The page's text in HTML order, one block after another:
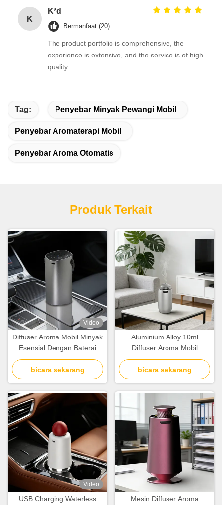
K
K*d
Bermanfaat (20)
The product portfolio is comprehensive, the
experience is extensive, and the service is of high
quality.
Tag: Penyebar Minyak Pewangi Mobil
Penyebar Aromaterapi Mobil
Penyebar Aroma Otomatis
Produk Terkait
Video
Diffuser Aroma Mobil Minyak
Esensial Dengan Baterai
2000mAh Tiga Mode
Atomisasi
bicara sekarang
Aluminium Alloy 10ml
Diffuser Aroma Mobil
Dengan Molekul Aromatik
Berukuran Nanometer
bicara sekarang
Video
USB Charging Waterless
Mesin Diffuser Aroma